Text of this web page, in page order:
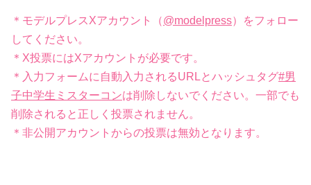
＊モデルプレスXアカウント（@modelpress）をフォロー
してください。
＊X投票にはXアカウントが必要です。
＊入力フォームに自動入力されるURLとハッシュタグ#男
子中学生ミスターコンは削除しないでください。一部でも
削除されると正しく投票されません。
＊非公開アカウントからの投票は無効となります。